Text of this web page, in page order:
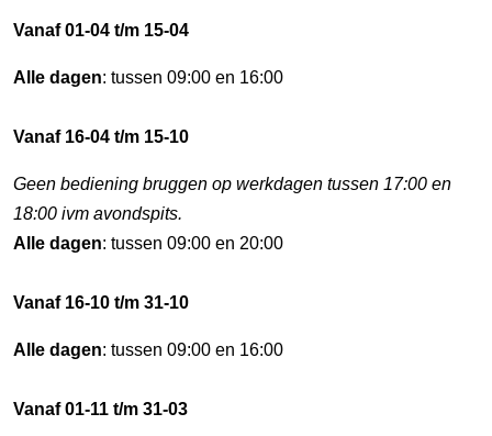
Vanaf 01-04 t/m 15-04
Alle dagen: tussen 09:00 en 16:00
Vanaf 16-04 t/m 15-10
Geen bediening bruggen op werkdagen tussen 17:00 en
18:00 ivm avondspits.
Alle dagen: tussen 09:00 en 20:00
Vanaf 16-10 t/m 31-10
Alle dagen: tussen 09:00 en 16:00
Vanaf 01-11 t/m 31-03